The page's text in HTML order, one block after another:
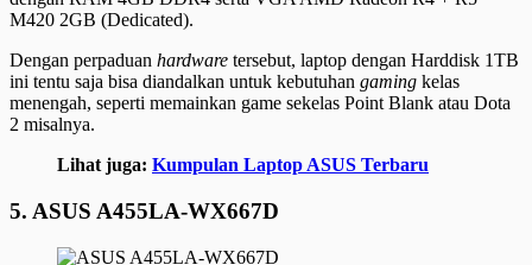
M420 2GB (Dedicated).
Dengan perpaduan hardware tersebut, laptop dengan Harddisk 1TB
ini tentu saja bisa diandalkan untuk kebutuhan gaming kelas
menengah, seperti memainkan game sekelas Point Blank atau Dota
2 misalnya.
Lihat juga: Kumpulan Laptop ASUS Terbaru
5. ASUS A455LA-WX667D